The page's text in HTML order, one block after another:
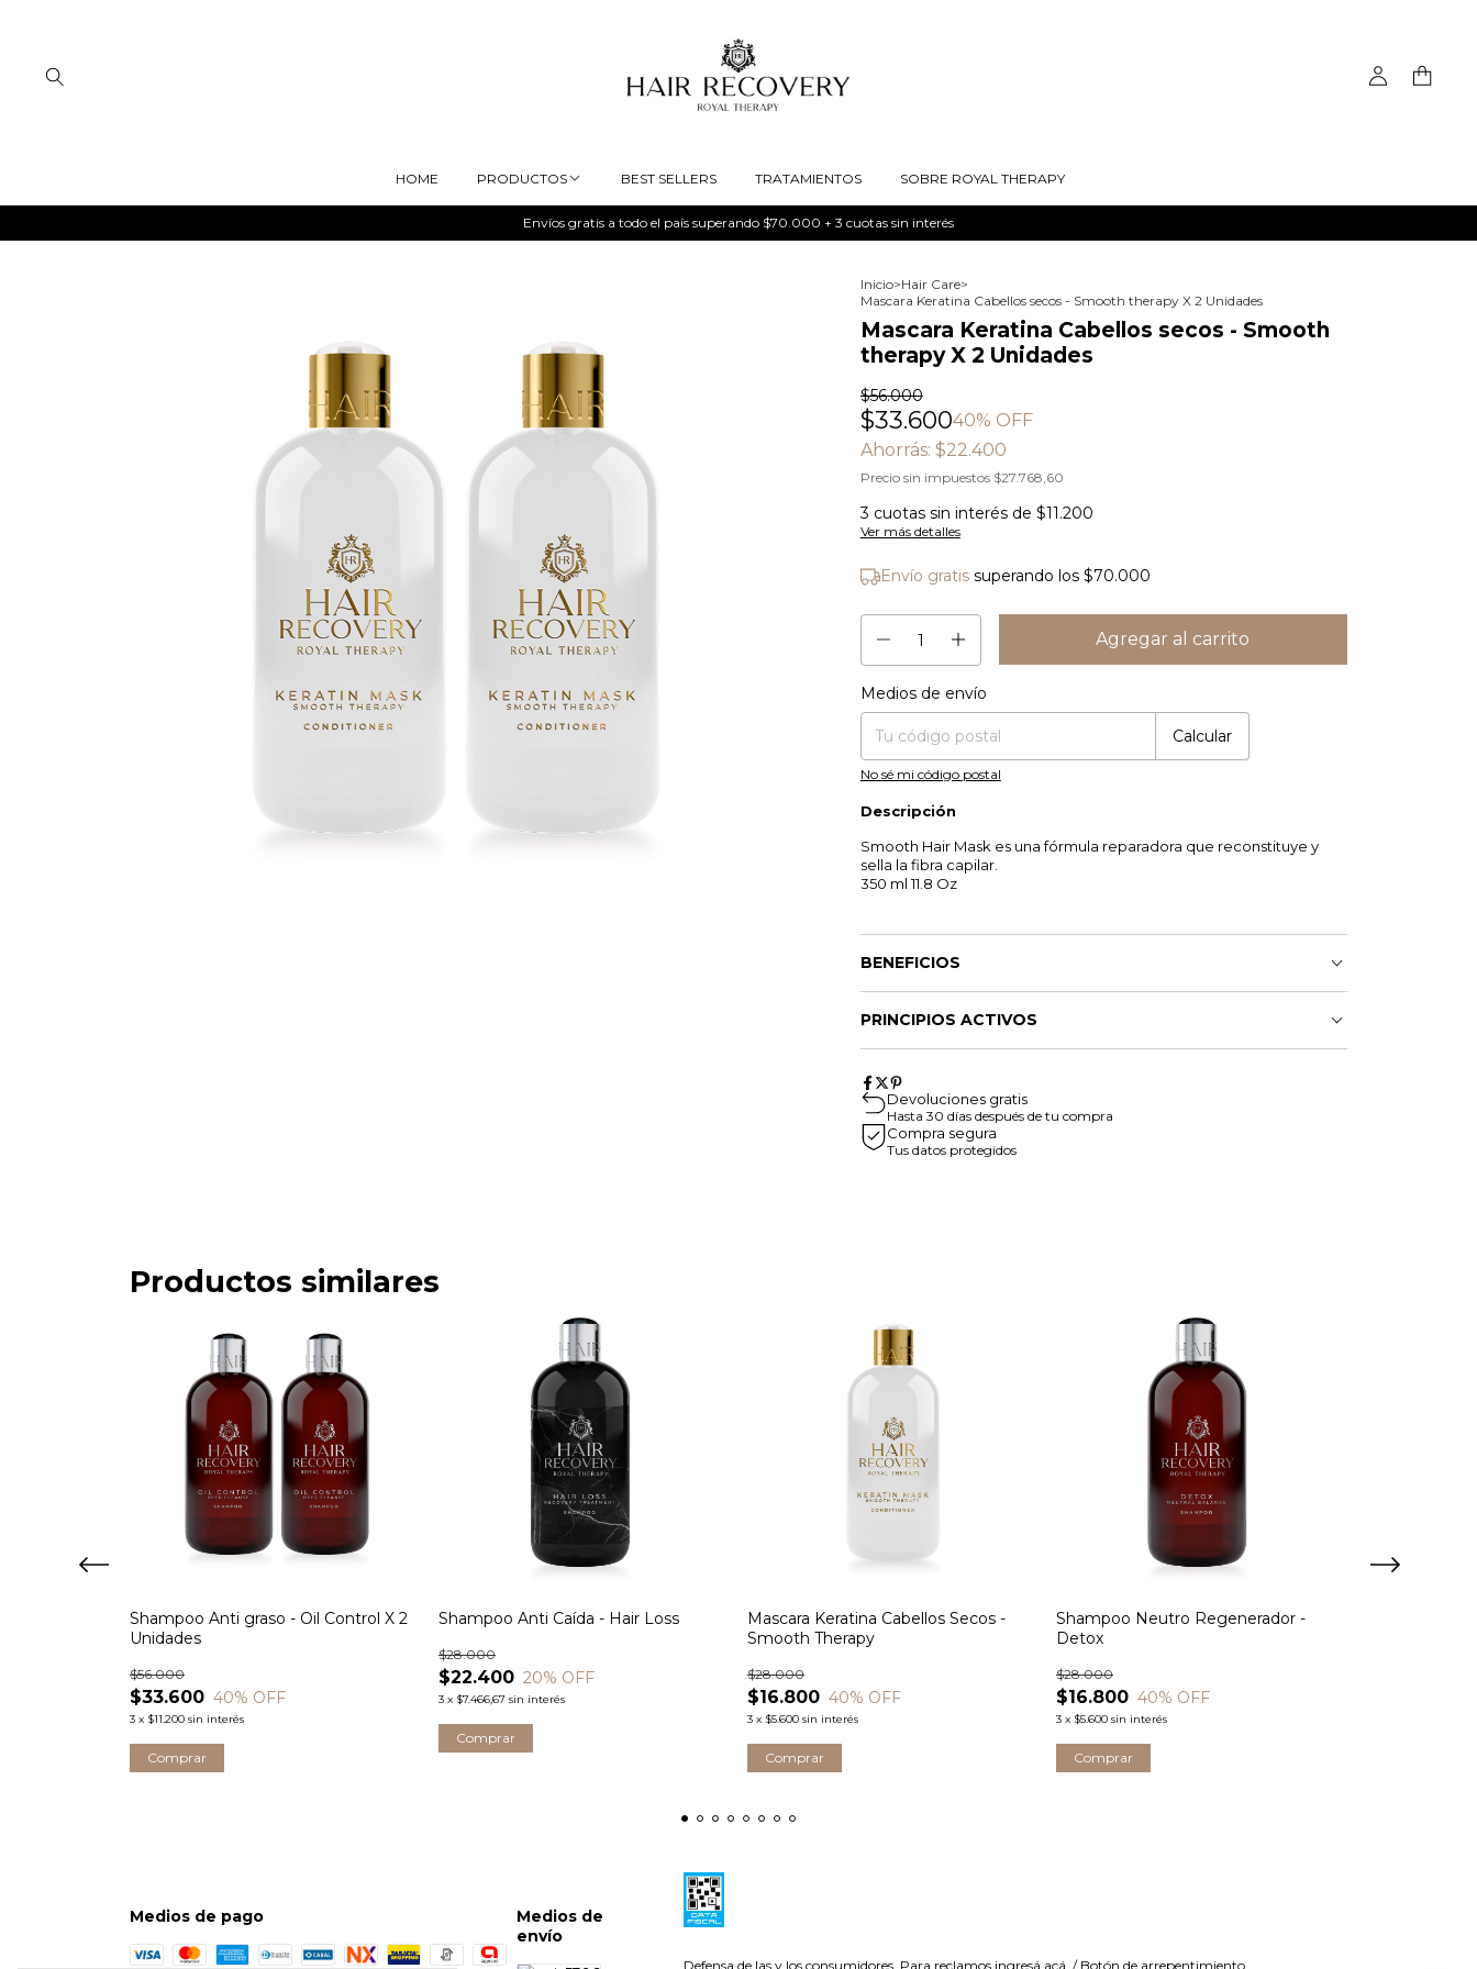
HOME PRODUCTOS BEST SELLERS TRATAMIENTOS SOBRE ROYAL THERAPY
Envíos gratis a todo el país superando $70.000 + 3 cuotas sin interés
Inicio>Hair Care>
Mascara Keratina Cabellos secos - Smooth therapy X 2 Unidades
Mascara Keratina Cabellos secos - Smooth
therapy X 2 Unidades
$56.000
$33.60040% OFF
Ahorrás: $22.400
Precio sin impuestos $27.768,60
3 cuotas sin interés de $11.200
Ver más detalles
Envío gratis superando los$70.000
Entregas para el CP:
Medios de envío
Calcular
No sé mi código postal
Descripción
Smooth Hair Mask es una fórmula reparadora que reconstituye y
sella la fibra capilar.
350 ml 11.8 Oz
BENEFICIOS
PRINCIPIOS ACTIVOS
Devoluciones gratis
Hasta 30 días después de tu compra
Compra segura
Tus datos protegidos
Productos similares
Shampoo Anti graso - Oil Control X 2
Unidades
$33.600
$56.000
40% OFF
3 x $11.200 sin interés
Shampoo Anti Caída - Hair Loss
$22.400
$28.000
20% OFF
3 x $7.466,67 sin interés
Mascara Keratina Cabellos Secos -
Smooth Therapy
$16.800
$28.000
40% OFF
3 x $5.600 sin interés
Shampoo Neutro Regenerador -
Detox
$16.800
$28.000
40% OFF
3 x $5.600 sin interés
Medios de pago
Medios de
envío
Defensa de las y los consumidores. Para reclamos ingresá acá. / Botón de arrepentimiento